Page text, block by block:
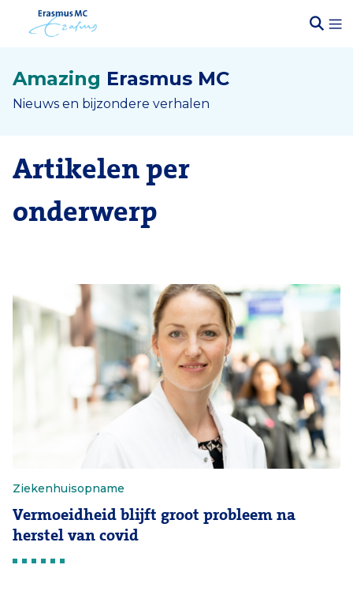
Amazing Erasmus MC
Nieuws en bijzondere verhalen
Artikelen per
onderwerp
Ziekenhuisopname
Vermoeidheid blijft groot probleem na
herstel van covid